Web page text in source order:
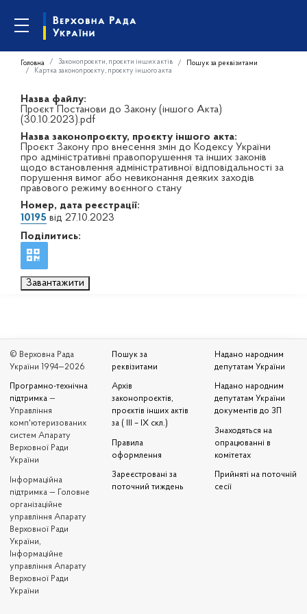
Головна Законопроєкти, проєкти інших актів
Пошук за реквізитами
Картка законопроєкту, проєкту іншого акта
Назва файлу:
Проєкт Постанови до Закону (іншого Акта)
(30.10.2023).pdf
Назва законопроєкту, проєкту іншого акта:
Проєкт Закону про внесення змін до Кодексу України
про адміністративні правопорушення та інших законів
щодо встановлення адміністративної відповідальності за
порушення вимог або невиконання деяких заходів
правового режиму воєнного стану
Номер, дата реєстрації:
10195 від 27.10.2023
Поділитись:
Завантажити
© Верховна Рада
України 1994—2026
Програмно-технічна
підтримка —
Управління
комп'ютеризованих
систем Апарату
Верховної Ради
України
Iнформаційна
підтримка — Головне
організаційне
управління Апарату
Верховної Ради
України,
Інформаційне
управління Апарату
Верховної Ради
України
Пошук за
реквізитами
Архів
законопроєктів,
проєктів інших актів
за ( III – IX скл.)
Правила
оформлення
Зареєстровані за
поточний тиждень
Надано народним
депутатам України
Надано народним
депутатам України
документів до ЗП
Знаходяться на
опрацюванні в
комітетах
Прийняті на поточній
сесії